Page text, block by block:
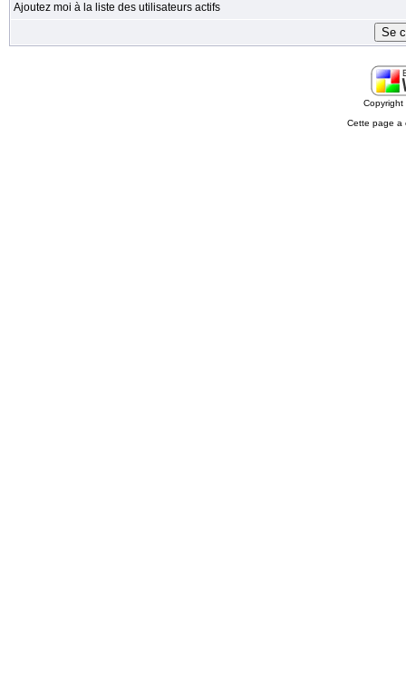
Ajoutez moi à la liste des utilisateurs actifs
Cette page a